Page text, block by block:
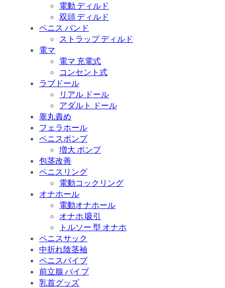
電動 ディルド
双頭 ディルド
ペニス バンド
ストラップ ディルド
電マ
電マ 充電式
コンセント式
ラブドール
リアル ドール
アダルト ドール
睾丸責め
フェラホール
ペニスポンプ
増大 ポンプ
包茎改善
ペニスリング
電動コックリング
オナホール
電動オナホール
オナホ 吸引
トルソー 型 オナホ
ペニスサック
中折れ陰茎袖
ペニスバイブ
前立腺 バイブ
乳首グッズ